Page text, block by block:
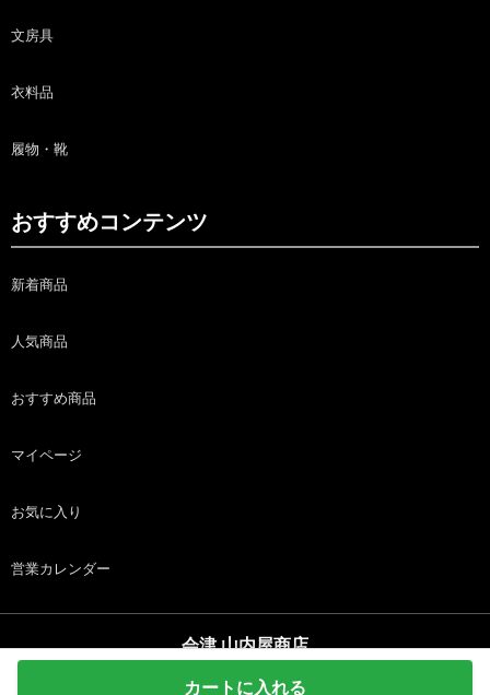
カートに入れる
文房具
衣料品
履物・靴
おすすめコンテンツ
新着商品
人気商品
おすすめ商品
マイページ
お気に入り
営業カレンダー
会津 山内屋商店
copyright (c) 会津 山内屋商店 all rights reserved.